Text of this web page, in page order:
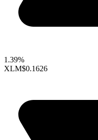
1.39%
XLM$0.1626